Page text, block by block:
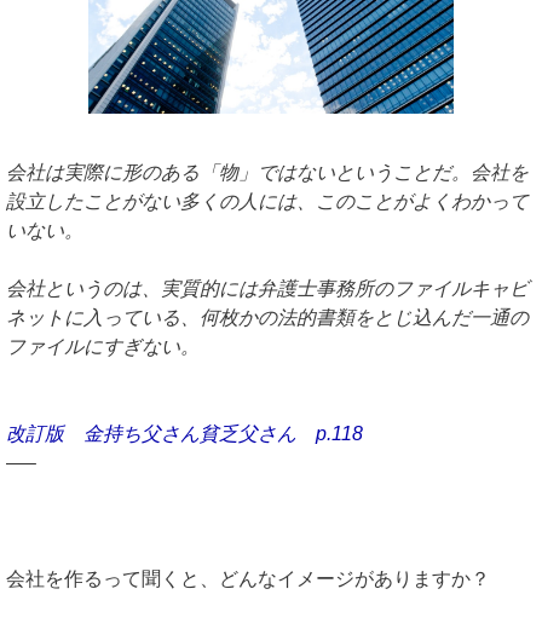
会社は実際に形のある「物」ではないということだ。会社を
設立したことがない多くの人には、このことがよくわかって
いない。
会社というのは、実質的には弁護士事務所のファイルキャビ
ネットに入っている、何枚かの法的書類をとじ込んだ一通の
ファイルにすぎない。
改訂版 金持ち父さん貧乏父さん p.118
—–
会社を作るって聞くと、どんなイメージがありますか？